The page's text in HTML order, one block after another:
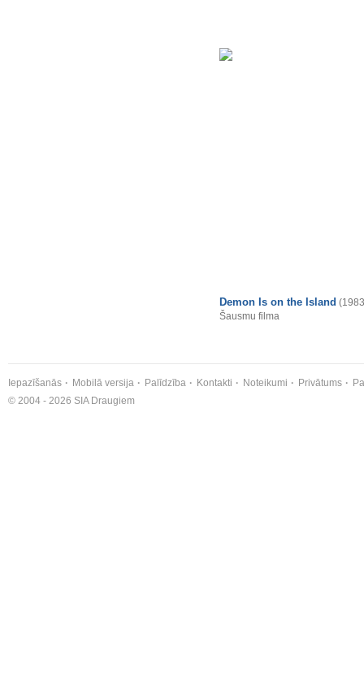
Demon Is on the Island
Šausmu filma
Iepazīšanās Mobilā versija Palīdzība Kontakti Noteikumi Privātums
© 2004 - 2026 SIA Draugiem